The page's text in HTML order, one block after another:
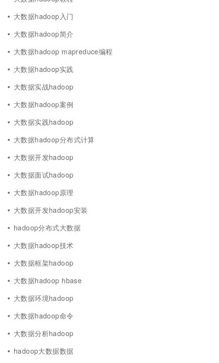
大数据hadoop入门
大数据hadoop简介
大数据hadoop mapreduce编程
大数据hadoop实践
大数据实战hadoop
大数据hadoop案例
大数据实践hadoop
大数据hadoop分布式计算
大数据开发hadoop
大数据面试hadoop
大数据hadoop原理
大数据开发hadoop安装
hadoop分布式大数据
大数据hadoop技术
大数据框架hadoop
大数据hadoop hbase
大数据环境hadoop
大数据hadoop命令
大数据分析hadoop
hadoop大数据数据